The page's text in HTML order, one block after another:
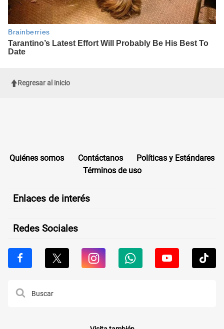
Regresar al inicio
Quiénes somos Contáctanos
Políticas y Estándares
Términos de uso
Enlaces de interés
Redes Sociales